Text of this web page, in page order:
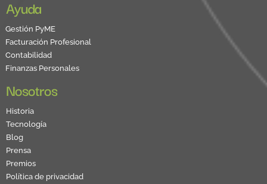
Ayuda
Gestión PyME
Facturación Profesional
Contabilidad
Finanzas Personales
Nosotros
Historia
Tecnología
Blog
Prensa
Premios
Política de privacidad